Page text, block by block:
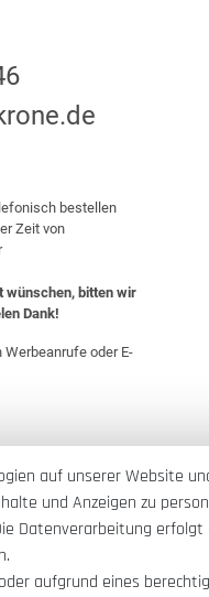
bestellen
Zeit von
wünschen, bitten wir
Dank!
oder E-
auf unserer Website
und Anzeigen zu
Datenverarbeitung
aufgrund eines